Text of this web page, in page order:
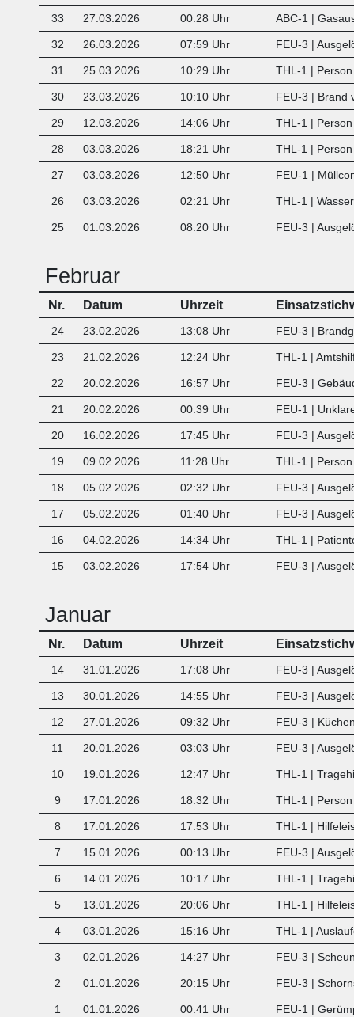
33 27.03.2026 00:28 Uhr ABC-1 |
32 26.03.2026 07:59 Uhr FEU-3 |
31 25.03.2026 10:29 Uhr THL-1 |
30 23.03.2026 10:10 Uhr FEU-3 | Brand
29 12.03.2026 14:06 Uhr THL-1 |
28 03.03.2026 18:21 Uhr THL-1 |
27 03.03.2026 12:50 Uhr FEU-1 |
26 03.03.2026 02:21 Uhr THL-1 |
25 01.03.2026 08:20 Uhr FEU-3 |
Februar
Nr. Datum Uhrzeit
24 23.02.2026 13:08 Uhr FEU-3 |
23 21.02.2026 12:24 Uhr THL-1 |
22 20.02.2026 16:57 Uhr FEU-3 |
21 20.02.2026 00:39 Uhr FEU-1 |
20 16.02.2026 17:45 Uhr FEU-3 |
19 09.02.2026 11:28 Uhr THL-1 |
18 05.02.2026 02:32 Uhr FEU-3 |
17 05.02.2026 01:40 Uhr FEU-3 |
16 04.02.2026 14:34 Uhr THL-1 |
15 03.02.2026 17:54 Uhr FEU-3 |
Januar
Nr. Datum Uhrzeit
14 31.01.2026 17:08 Uhr FEU-3 |
13 30.01.2026 14:55 Uhr FEU-3 |
12 27.01.2026 09:32 Uhr FEU-3 |
11 20.01.2026 03:03 Uhr FEU-3 |
10 19.01.2026 12:47 Uhr THL-1 |
9 17.01.2026 18:32 Uhr THL-1 |
8 17.01.2026 17:53 Uhr THL-1 |
7 15.01.2026 00:13 Uhr FEU-3 |
6 14.01.2026 10:17 Uhr THL-1 |
5 13.01.2026 20:06 Uhr THL-1 |
4 03.01.2026 15:16 Uhr THL-1 |
3 02.01.2026 14:27 Uhr FEU-3 |
2 01.01.2026 20:15 Uhr FEU-3 |
1 01.01.2026 00:41 Uhr FEU-1 |